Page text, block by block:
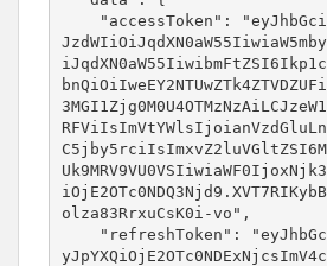
olza83RrxuCsK0i-vo",